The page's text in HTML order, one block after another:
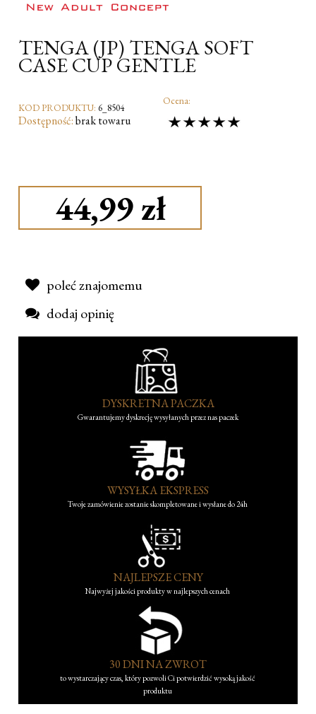
TENGA (JP) TENGA SOFT
CASE CUP GENTLE
KOD PRODUKTU: 6_8504
Dostępność:brak towaru
Ocena:
44,99 zł
poleć znajomemu
dodaj opinię
DYSKRETNA PACZKA
Gwarantujemy dyskrecję wysyłanych przez nas paczek
WYSYŁKA EKSPRESS
Twoje zamówienie zostanie skompletowane i wysłane do 24h
NAJLEPSZE CENY
Najwyżej jakości produkty w najlepszych cenach
30 DNI NA ZWROT
to wystarczający czas, który pozwoli Ci potwierdzić wysoką jakość
produktu